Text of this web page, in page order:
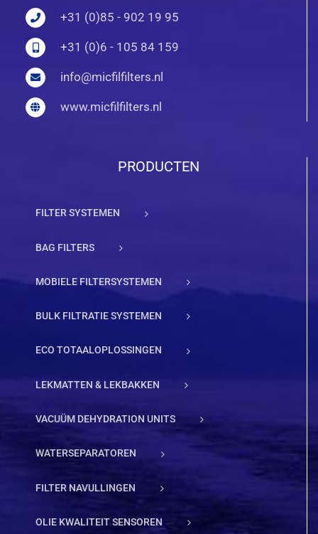
+31 (0)85 - 902 19 95
+31 (0)6 - 105 84 159
info@micfilfilters.nl
www.micfilfilters.nl
PRODUCTEN
FILTER SYSTEMEN
BAG FILTERS
MOBIELE FILTERSYSTEMEN
BULK FILTRATIE SYSTEMEN
ECO TOTAALOPLOSSINGEN
LEKMATTEN & LEKBAKKEN
VACUÜM DEHYDRATION UNITS
WATERSEPARATOREN
FILTER NAVULLINGEN
OLIE KWALITEIT SENSOREN